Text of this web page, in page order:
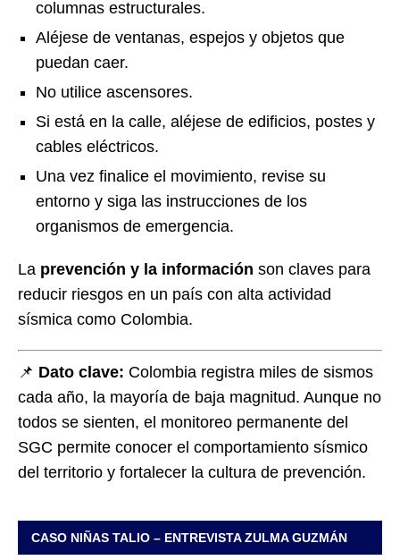
columnas estructurales.
Aléjese de ventanas, espejos y objetos que
puedan caer.
No utilice ascensores.
Si está en la calle, aléjese de edificios, postes y
cables eléctricos.
Una vez finalice el movimiento, revise su
entorno y siga las instrucciones de los
organismos de emergencia.
La prevención y la información son claves para
reducir riesgos en un país con alta actividad
sísmica como Colombia.
📌 Dato clave: Colombia registra miles de sismos
cada año, la mayoría de baja magnitud. Aunque no
todos se sienten, el monitoreo permanente del
SGC permite conocer el comportamiento sísmico
del territorio y fortalecer la cultura de prevención.
CASO NIÑAS TALIO – ENTREVISTA ZULMA GUZMÁN